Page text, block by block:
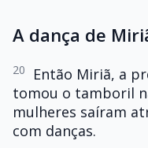
A dança de
20
Então Miriã, a
tomou o tamboril
mulheres saíram
com danças.